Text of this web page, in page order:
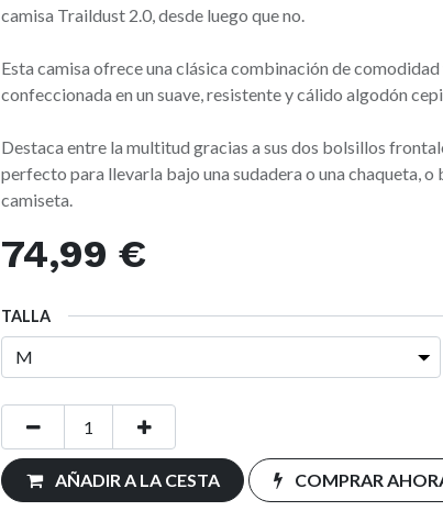
camisa Traildust 2.0, desde luego que no.
Esta camisa ofrece una clásica combinación de
confeccionada en un suave, resistente y cálido algodón
Destaca entre la multitud gracias a sus dos bolsillos
perfecto para llevarla bajo una sudadera o una chaqueta, o
camiseta.
74,99 €
TALLA
AÑADIR A LA CESTA COMPRAR